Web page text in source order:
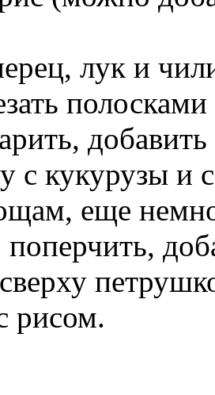
лук и
с кукурузы и
еще
рисом.